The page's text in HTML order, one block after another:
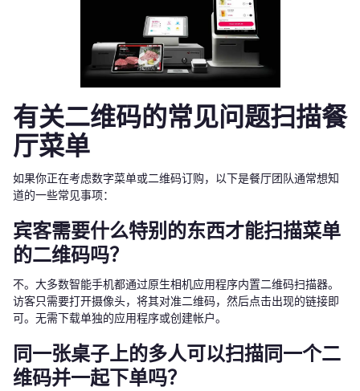
有关二维码的常见问题扫描餐
厅菜单
如果你正在考虑数字菜单或二维码订购，以下是餐厅团队通常想知
道的一些常见事项：
宾客需要什么特别的东西才能扫描菜单
的二维码吗？
不。大多数智能手机都通过原生相机应用程序内置二维码扫描器。
访客只需要打开摄像头，将其对准二维码，然后点击出现的链接即
可。无需下载单独的应用程序或创建帐户。
同一张桌子上的多人可以扫描同一个二
维码并一起下单吗？